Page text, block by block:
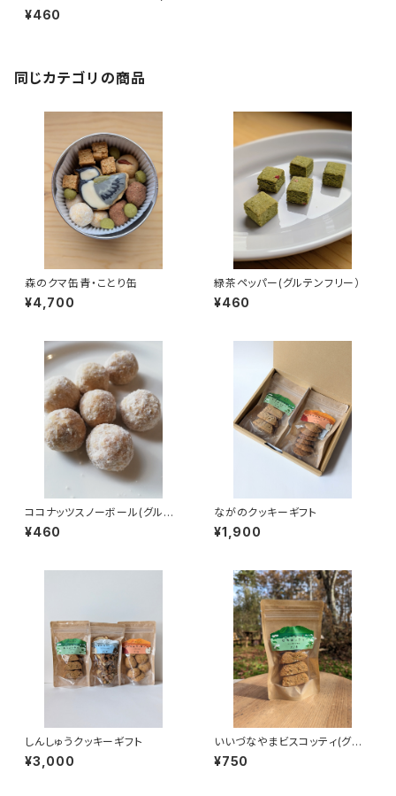
ルテンフリー）
¥460
同じカテゴリの商品
森のクマ缶青・ことり缶
¥4,700
緑茶ペッパー(グルテンフリー）
¥460
ココナッツスノーボール(グルテ
ンフリー）
¥460
ながのクッキーギフト
¥1,900
しんしゅうクッキーギフト
¥3,000
いいづなやまビスコッティ(グル
テンフリー)7個入り
¥750